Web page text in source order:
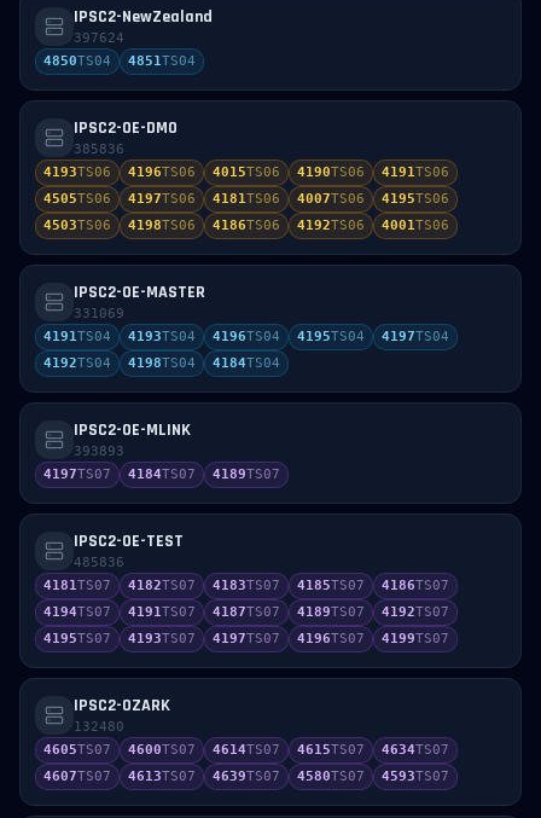
IPSC2-NewZealand
397624
4850TS04 4851TS04
IPSC2-OE-DMO
385836
4193TS06 4196TS06 4015TS06 4190TS06 4191TS06
4505TS06 4197TS06 4181TS06 4007TS06 4195TS06
4503TS06 4198TS06 4186TS06 4192TS06 4001TS06
IPSC2-OE-MASTER
331069
4191TS04 4193TS04 4196TS04 4195TS04 4197TS04
4192TS04 4198TS04 4184TS04
IPSC2-OE-MLINK
393893
4197TS07 4184TS07 4189TS07
IPSC2-OE-TEST
485836
4181TS07 4182TS07 4183TS07 4185TS07 4186TS07
4194TS07 4191TS07 4187TS07 4189TS07 4192TS07
4195TS07 4193TS07 4197TS07 4196TS07 4199TS07
IPSC2-OZARK
132480
4605TS07 4600TS07 4614TS07 4615TS07 4634TS07
4607TS07 4613TS07 4639TS07 4580TS07 4593TS07